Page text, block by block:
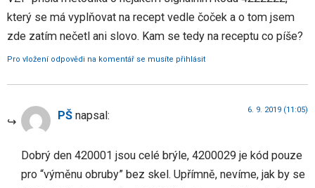
který se má vyplňovat na recept vedle čoček a o tom jsem
zde zatím nečetl ani slovo. Kam se tedy na receptu co píše?
Pro vložení odpovědi na komentář se musíte přihlásit
PŠ napsal: 6. 9. 2019 (11:05)
Dobrý den 420001 jsou celé brýle, 4200029 je kód pouze
pro “výměnu obruby” bez skel. Upřímně, nevíme, jak by se